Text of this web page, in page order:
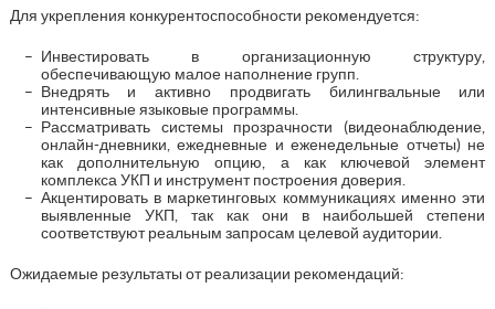
Для укрепления конкурентоспособности рекомендуется:
Инвестировать в организационную структуру,
обеспечивающую малое наполнение групп.
Внедрять и активно продвигать билингвальные или
интенсивные языковые программы.
Рассматривать системы прозрачности (видеонаблюдение,
онлайн-дневники, ежедневные и еженедельные отчеты) не
как дополнительную опцию, а как ключевой элемент
комплекса УКП и инструмент построения доверия.
Акцентировать в маркетинговых коммуникациях именно эти
выявленные УКП, так как они в наибольшей степени
соответствуют реальным запросам целевой аудитории.
Ожидаемые результаты от реализации рекомендаций: